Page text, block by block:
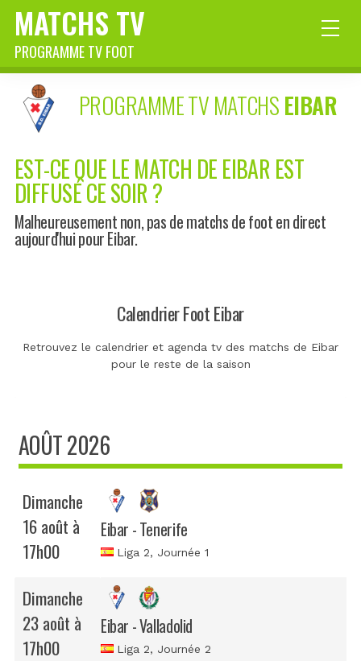
MATCHS TV
PROGRAMME TV FOOT
PROGRAMME TV MATCHSEIBAR
EST-CE QUE LE MATCH DE EIBAR EST
DIFFUSÉ CE SOIR ?
Malheureusement non, pas de matchs de foot en direct
aujourd'hui pour Eibar.
Calendrier Foot Eibar
Retrouvez le calendrier et agenda tv des matchs de Eibar
pour le reste de la saison
AOÛT 2026
Dimanche
16 août à
17h00
Eibar - Tenerife
Liga 2, Journée 1
Dimanche
23 août à
17h00
Eibar - Valladolid
Liga 2, Journée 2